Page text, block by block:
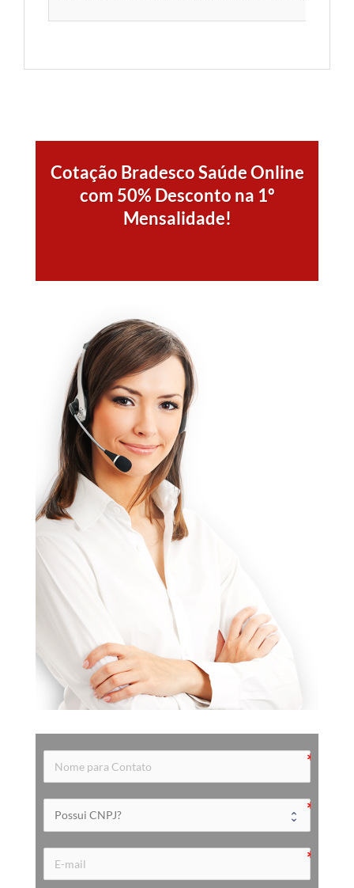
Cotação Bradesco Saúde Online
com 50% Desconto na 1º
Mensalidade!